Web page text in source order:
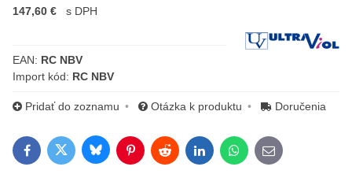
147,60 € s DPH
Výrobca:
EAN: RC NBV
Import kód: RC NBV
Pridať do zoznamu Otázka k produktu Doručenia
FacebookTwitterBlueskyPinterestRedditLinkedInWhatsApp
E-mail